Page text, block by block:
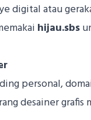
digital atau
hijau.sbs
personal,
desainer grafis